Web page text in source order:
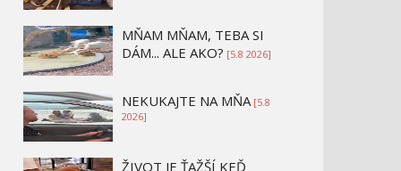
MŇAM MŇAM, TEBA SI
DÁM... ALE AKO? [5.8 2026]
NEKUKAJTE NA MŇA [5.8
2026]
ŽIVOT JE ŤAŽŠÍ KEĎ